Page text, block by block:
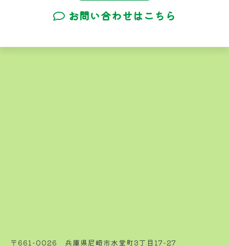
お問い合わせはこちら
〒661-0026 兵庫県尼崎市水堂町3丁目17-27